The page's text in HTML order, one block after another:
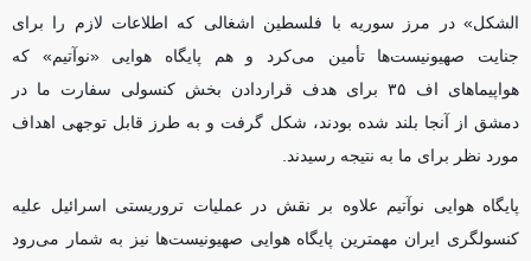
الشکل» در مرز سوریه با فلسطین اشغالی که اطلاعات لازم را برای
جنایت صهیونیست‌ها تأمین می‌کرد و هم پایگاه هوایی «نوآتیم» که
هواپیما‌های اف ۳۵ برای هدف قراردادن بخش کنسولی سفارت ما در
دمشق از آنجا بلند شده بودند، شکل گرفت و به طرز قابل توجهی اهداف
مورد نظر برای ما به نتیجه رسیدند.
پایگاه هوایی نوآتیم علاوه بر نقش در عملیات تروریستی اسرائیل علیه
کنسولگری ایران مهمترین پایگاه هوایی صهیونیست‌ها نیز به شمار می‌رود